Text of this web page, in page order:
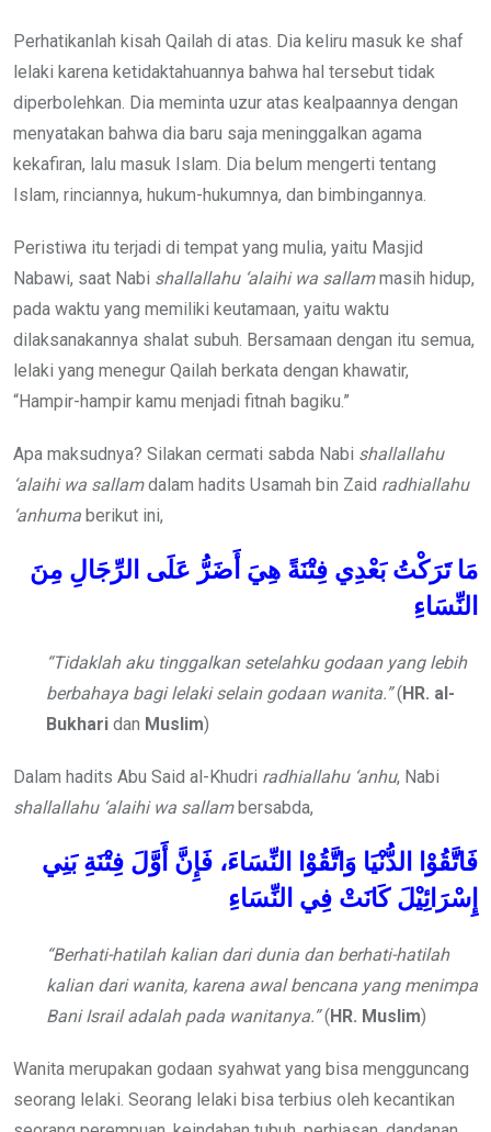
Perhatikanlah kisah Qailah di atas. Dia keliru masuk ke shaf
lelaki karena ketidaktahuannya bahwa hal tersebut tidak
diperbolehkan. Dia meminta uzur atas kealpaannya dengan
menyatakan bahwa dia baru saja meninggalkan agama
kekafiran, lalu masuk Islam. Dia belum mengerti tentang
Islam, rinciannya, hukum-hukumnya, dan bimbingannya.
Peristiwa itu terjadi di tempat yang mulia, yaitu Masjid
Nabawi, saat Nabi shallallahu ‘alaihi wa sallammasih hidup,
pada waktu yang memiliki keutamaan, yaitu waktu
dilaksanakannya shalat subuh. Bersamaan dengan itu semua,
lelaki yang menegur Qailah berkata dengan khawatir,
“Hampir-hampir kamu menjadi fitnah bagiku.”
Apa maksudnya? Silakan cermati sabda Nabi shallallahu
‘alaihi wa sallamdalam hadits Usamah bin Zaid radhiallahu
‘anhuma berikut ini,
مَا تَرَكْتُ بَعْدِي فِتْنَةً هِيَ أَضَرُّ عَلَى الرِّجَالِ مِنَ
النِّسَاءِ
“Tidaklah aku tinggalkan setelahku godaan yang lebih
berbahaya bagi lelaki selain godaan wanita.”(HR. al-
Bukhari dan Muslim)
Dalam hadits Abu Said al-Khudri radhiallahu ‘anhu, Nabi
shallallahu ‘alaihi wa sallambersabda,
فَاتَّقُوْا الدُّنْيَا وَاتَّقُوْا النِّسَاءَ، فَإِنَّ أَوَّلَ فِتْنَةِ بَنِي
إِسْرَائِيْلَ كَانَتْ فِي النِّسَاءِ
“Berhati-hatilah kalian dari dunia dan berhati-hatilah
kalian dari wanita, karena awal bencana yang menimpa
Bani Israil adalah pada wanitanya.”(HR. Muslim)
Wanita merupakan godaan syahwat yang bisa mengguncang
seorang lelaki. Seorang lelaki bisa terbius oleh kecantikan